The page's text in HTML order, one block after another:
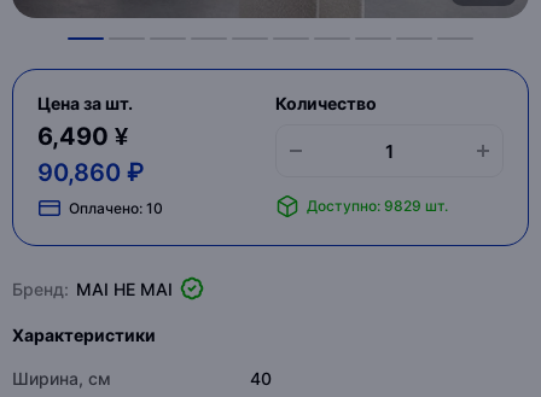
Цена за шт.
6,490 ¥
90,860 ₽
Оплачено: 10
Количество
Доступно: 9829 шт.
Бренд: MAI HE MAI
Характеристики
Ширина, см
40